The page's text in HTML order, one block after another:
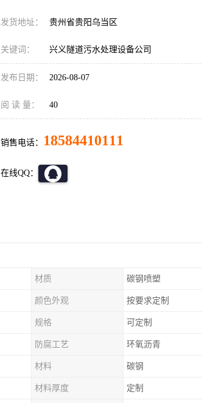
发货地址： 贵州省贵阳乌当区
关键词： 兴义隧道污水处理设备公司
发布日期： 2026-08-07
阅 读 量： 40
销售电话： 18584410111
在线QQ：
材质 碳钢喷塑
颜色外观 按要求定制
规格 可定制
防腐工艺 环氧沥青
材料 碳钢
材料厚度 定制